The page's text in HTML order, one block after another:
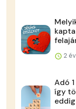
2
Adó
így
eddig